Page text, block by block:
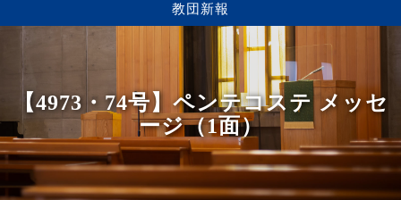
教団新報
【4973・74号】ペンテコステ メッセ
ージ（1面）